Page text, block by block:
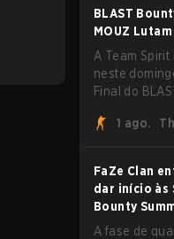
vitórias
2-0 na final.
BLAST
MOUZ
A Team
neste
Final do
que já1 ago.
FaZe Clan
dar início às
Bounty
A fase de